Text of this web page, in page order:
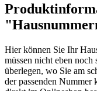
Hier können Sie Ihr
müssen nicht eben
überlegen, wo Sie am
der passenden Nummer